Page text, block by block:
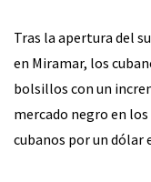
Tras la apertura del
en Miramar, los
bolsillos con un
mercado negro en los
cubanos por un dólar